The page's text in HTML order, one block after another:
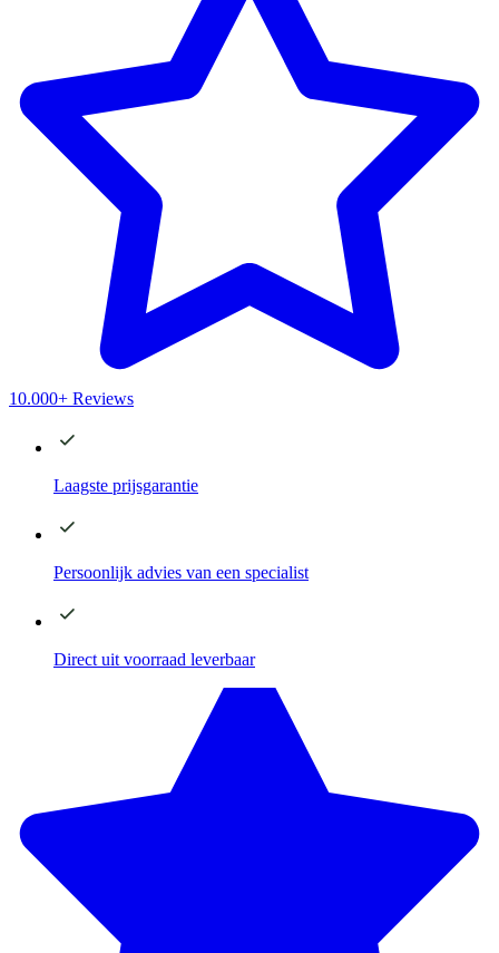
10.000+ Reviews
Laagste prijsgarantie
Persoonlijk advies van een specialist
Direct uit voorraad leverbaar